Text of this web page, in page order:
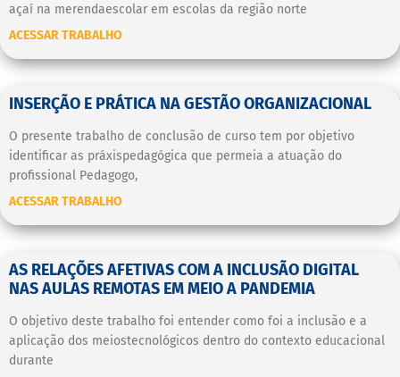
açaí na merendaescolar em escolas da região norte
ACESSAR TRABALHO
INSERÇÃO E PRÁTICA NA GESTÃO ORGANIZACIONAL
O presente trabalho de conclusão de curso tem por objetivo
identificar as práxispedagógica que permeia a atuação do
profissional Pedagogo,
ACESSAR TRABALHO
AS RELAÇÕES AFETIVAS COM A INCLUSÃO DIGITAL
NAS AULAS REMOTAS EM MEIO A PANDEMIA
O objetivo deste trabalho foi entender como foi a inclusão e a
aplicação dos meiostecnológicos dentro do contexto educacional
durante